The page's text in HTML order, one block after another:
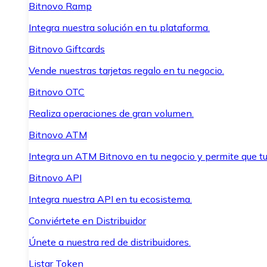
Bitnovo Ramp
Integra nuestra solución en tu plataforma.
Bitnovo Giftcards
Vende nuestras tarjetas regalo en tu negocio.
Bitnovo OTC
Realiza operaciones de gran volumen.
Bitnovo ATM
Integra un ATM Bitnovo en tu negocio y permite que
Bitnovo API
Integra nuestra API en tu ecosistema.
Conviértete en Distribuidor
Únete a nuestra red de distribuidores.
Listar Token